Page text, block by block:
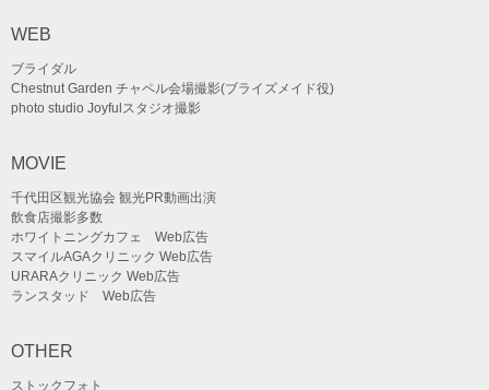
WEB
ブライダル
Chestnut Garden チャペル会場撮影(ブライズメイド役)
photo studio Joyfulスタジオ撮影
MOVIE
千代田区観光協会 観光PR動画出演
飲食店撮影多数
ホワイトニングカフェ Web広告
スマイルAGAクリニック Web広告
URARAクリニック Web広告
ランスタッド Web広告
OTHER
ストックフォト